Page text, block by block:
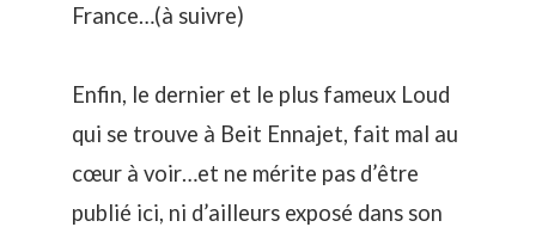
France…(à suivre)
Enfin, le dernier et le plus fameux Loud
qui se trouve à Beit Ennajet, fait mal au
cœur à voir…et ne mérite pas d’être
publié ici, ni d’ailleurs exposé dans son